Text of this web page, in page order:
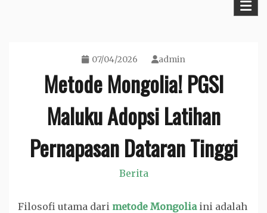
07/04/2026 admin
Metode Mongolia! PGSI
Maluku Adopsi Latihan
Pernapasan Dataran Tinggi
Berita
Filosofi utama dari metode Mongoliaini adalah